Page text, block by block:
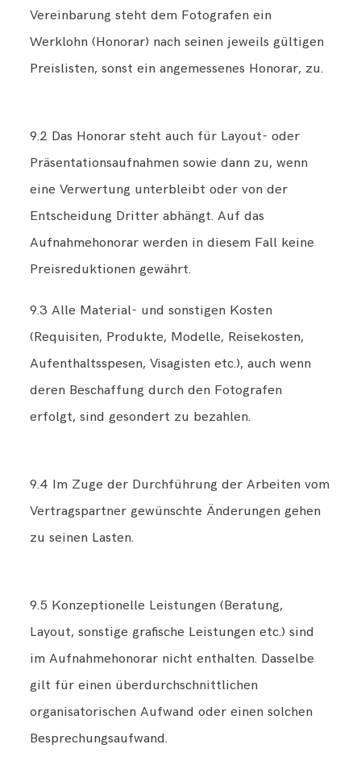
Vereinbarung steht dem Fotografen ein
Werklohn (Honorar) nach seinen jeweils gültigen
Preislisten, sonst ein angemessenes Honorar, zu.
9.2 Das Honorar steht auch für Layout- oder
Präsentationsaufnahmen sowie dann zu, wenn
eine Verwertung unterbleibt oder von der
Entscheidung Dritter abhängt. Auf das
Aufnahmehonorar werden in diesem Fall keine
Preisreduktionen gewährt.
9.3 Alle Material- und sonstigen Kosten
(Requisiten, Produkte, Modelle, Reisekosten,
Aufenthaltsspesen, Visagisten etc.), auch wenn
deren Beschaffung durch den Fotografen
erfolgt, sind gesondert zu bezahlen.
9.4 Im Zuge der Durchführung der Arbeiten vom
Vertragspartner gewünschte Änderungen gehen
zu seinen Lasten.
9.5 Konzeptionelle Leistungen (Beratung,
Layout, sonstige grafische Leistungen etc.) sind
im Aufnahmehonorar nicht enthalten. Dasselbe
gilt für einen überdurchschnittlichen
organisatorischen Aufwand oder einen solchen
Besprechungsaufwand.